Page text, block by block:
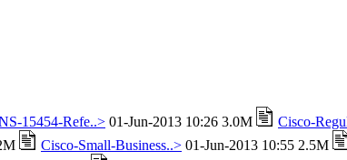
15454-Refe..> 01-Jun-2013 10:26 3.0M Cisco-
Cisco-Small-Business..> 01-Jun-2013 10:55 2.5M